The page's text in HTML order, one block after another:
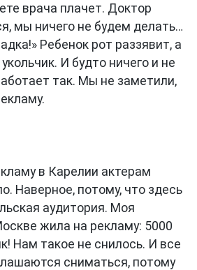
врача плачет. Доктор
мы ничего не будем делать…
Ребенок рот раззявит, а
И будто ничего и не
так. Мы не заметили,
в Карелии актерам
Наверное, потому, что здесь
аудитория. Моя
жила на рекламу: 5000
Нам такое не снилось. И все
сниматься, потому